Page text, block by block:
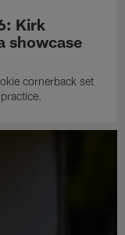
Kirk
showcase
cornerback set